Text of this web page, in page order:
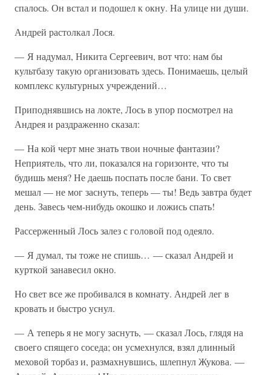
спалось. Он встал и подошел к окну. На улице ни души.
Андрей растолкал Лося.
— Я надумал, Никита Сергеевич, вот что: нам бы
культбазу такую организовать здесь. Понимаешь, целый
комплекс культурных учреждений…
Приподнявшись на локте, Лось в упор посмотрел на
Андрея и раздраженно сказал:
— На кой черт мне знать твои ночные фантазии?
Неприятель, что ли, показался на горизонте, что ты
будишь меня? Не даешь поспать после бани. То свет
мешал — не мог заснуть, теперь — ты! Ведь завтра будет
день. Завесь чем-нибудь окошко и ложись спать!
Рассерженный Лось залез с головой под одеяло.
— Я думал, ты тоже не спишь… — сказал Андрей и
курткой занавесил окно.
Но свет все же пробивался в комнату. Андрей лег в
кровать и быстро уснул.
— А теперь я не могу заснуть, — сказал Лось, глядя на
своего спящего соседа; он усмехнулся, взял длинный
меховой торбаз и, размахнувшись, шлепнул Жукова. —